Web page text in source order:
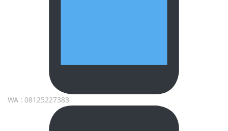
WA : 08125227383